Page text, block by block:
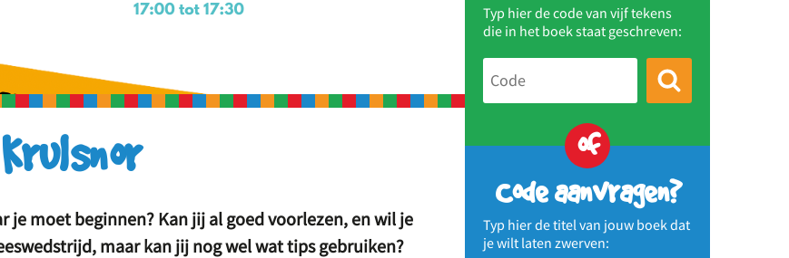
Typ hier de code van vijf tekens
die in het boek staat geschreven:
of
Code aanvragen?
Typ hier de titel van jouw boek dat
je wilt laten zwerven:
moet beginnen? Kan jij al goed voorlezen, en wil je
maar kan jij nog wel wat tips gebruiken?